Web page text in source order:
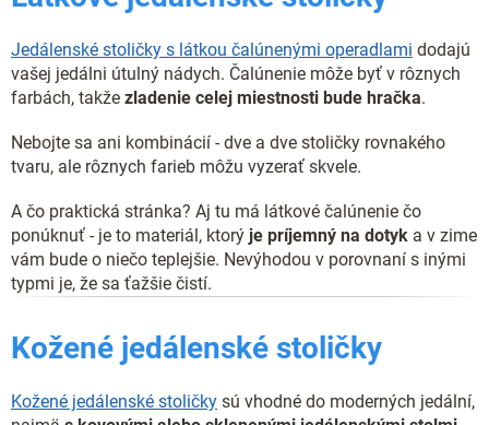
Jedálenské stoličky s látkou čalúnenými operadlami dodajú
vašej jedálni útulný nádych. Čalúnenie môže byť v rôznych
farbách, takže zladenie celej miestnosti bude hračka.
Nebojte sa ani kombinácií - dve a dve stoličky rovnakého
tvaru, ale rôznych farieb môžu vyzerať skvele.
A čo praktická stránka? Aj tu má látkové čalúnenie čo
ponúknuť - je to materiál, ktorý je príjemný na dotyk a v zime
vám bude o niečo teplejšie. Nevýhodou v porovnaní s inými
typmi je, že sa ťažšie čistí.
Kožené jedálenské stoličky
Kožené jedálenské stoličky sú vhodné do moderných jedální,